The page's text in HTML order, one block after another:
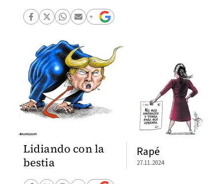
Lidiando con la
bestia
Rapé
27.11.2024